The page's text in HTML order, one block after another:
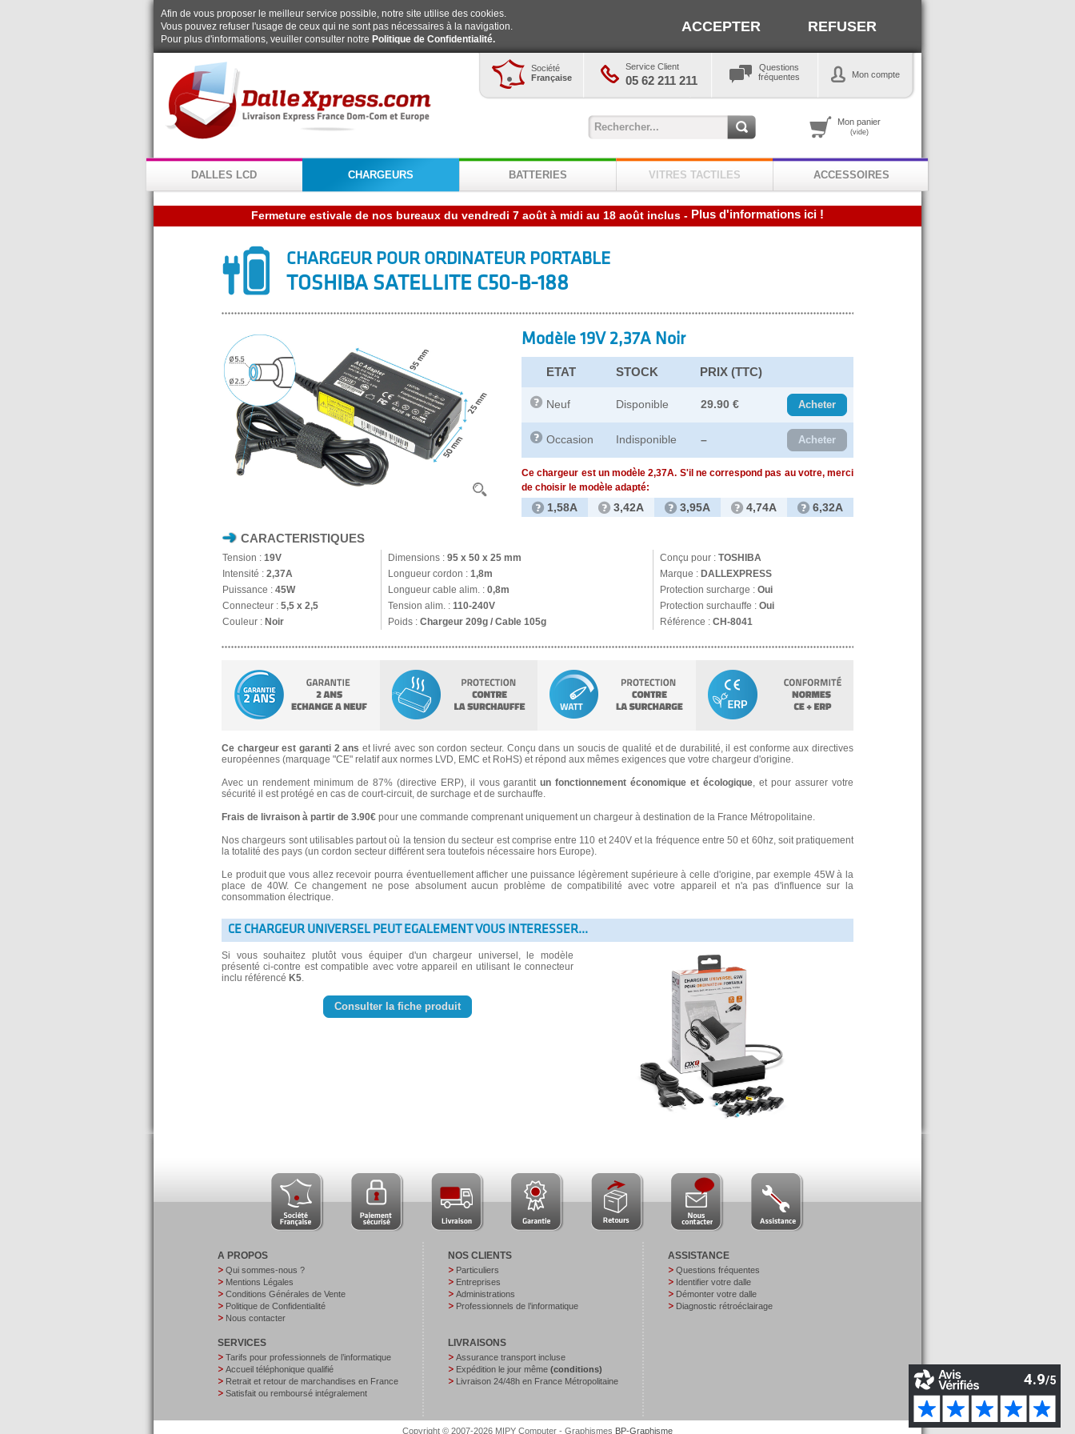
Afin de vous proposer le meilleur service possible, notre site utilise des cookies.
Vous pouvez refuser l'usage de ceux qui ne sont pas nécessaires à la navigation.
Pour plus d'informations, veuiller consulter notre Politique de Confidentialité.
ACCEPTER REFUSER
Société
Française
Service Client
05 62 211 211
Questions
fréquentes
Mon compte
Mon panier
(vide)
DALLES LCD CHARGEURS BATTERIES VITRES TACTILES ACCESSOIRES
- Plus d'informations ici !
CHARGEUR POUR ORDINATEUR PORTABLE
TOSHIBA SATELLITE C50-B-188
Modèle 19V 2,37A Noir
ETAT STOCK PRIX (TTC)
Neuf Disponible 29.90 € Acheter
Occasion Indisponible – Acheter
Ce chargeur est un modèle 2,37A. S'il ne correspond pas au votre, merci
de choisir le modèle adapté:
1,58A 3,42A 3,95A 4,74A 6,32A
CARACTERISTIQUES
Tension : 19V Dimensions : 95 x 50 x 25 mm Conçu pour : TOSHIBA
Intensité : 2,37A Longueur cordon : 1,8m Marque : DALLEXPRESS
Puissance : 45W Longueur cable alim. : 0,8m Protection surcharge : Oui
Connecteur : 5,5 x 2,5 Tension alim. : 110-240V Protection surchauffe : Oui
Couleur : Noir Poids : Chargeur 209g / Cable 105g Référence : CH-8041
Ce chargeur est garanti 2 ans et livré avec son cordon secteur. Conçu dans un soucis de qualité et de durabilité, il est conforme aux directives
européennes (marquage "CE" relatif aux normes LVD, EMC et RoHS) et répond aux mêmes exigences que votre chargeur d'origine.
Avec un rendement minimum de 87% (directive ERP), il vous garantitun fonctionnement économique et écologique, et pour assurer votre
sécurité il est protégé en cas de court-circuit, de surchage et de surchauffe.
Frais de livraison à partir de 3.90€ pour une commande comprenant uniquement un chargeur à destination de la France Métropolitaine.
Nos chargeurs sont utilisables partout où la tension du secteur est comprise entre 110 et 240V et la fréquence entre 50 et 60hz, soit pratiquement
la totalité des pays (un cordon secteur différent sera toutefois nécessaire hors Europe).
Le produit que vous allez recevoir pourra éventuellement afficher une puissance légèrement supérieure à celle d'origine, par exemple 45W à la
place de 40W. Ce changement ne pose absolument aucun problème de compatibilité avec votre appareil et n'a pas d'influence sur la
consommation électrique.
CE CHARGEUR UNIVERSEL PEUT EGALEMENT VOUS INTERESSER...
Si vous souhaitez plutôt vous équiper d'un chargeur universel, le modèle
présenté ci-contre est compatible avec votre appareil en utilisant le connecteur
inclu référencé K5.
Consulter la fiche produit
A PROPOS
Qui sommes-nous ?
Mentions Légales
Conditions Générales de Vente
Politique de Confidentialité
Nous contacter
SERVICES
Tarifs pour professionnels de l’informatique
Accueil téléphonique qualifié
Retrait et retour de marchandises en France
Satisfait ou remboursé intégralement
NOS CLIENTS
Particuliers
Entreprises
Administrations
Professionnels de l’informatique
LIVRAISONS
Assurance transport incluse
Expédition le jour même (conditions)
Livraison 24/48h en France Métropolitaine
ASSISTANCE
Questions fréquentes
Identifier votre dalle
Démonter votre dalle
Diagnostic rétroéclairage
Copyright © 2007-2026 MIPY Computer - Graphismes BP-Graphisme